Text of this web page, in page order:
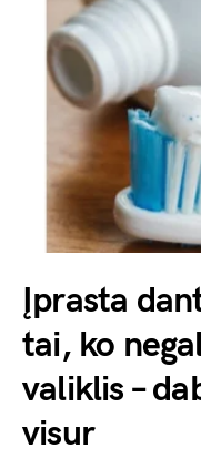
Įprasta
tai, ko
valiklis –
visur